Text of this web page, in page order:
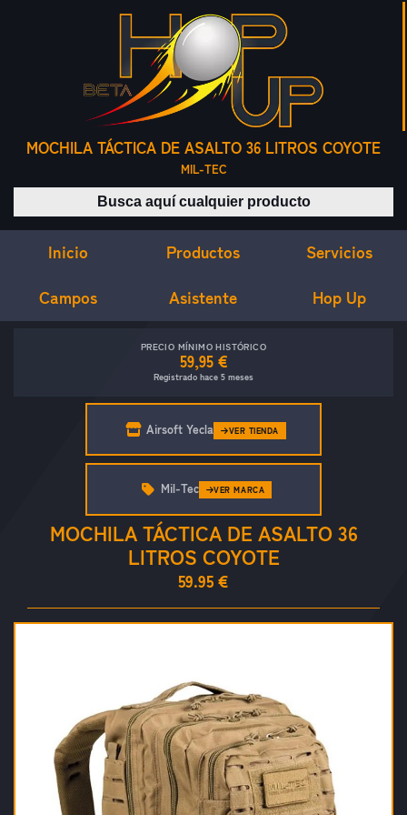
MOCHILA TÁCTICA DE ASALTO 36 LITROS COYOTE
MIL-TEC
Buscar productos
Inicio Productos Servicios
Campos Asistente Hop Up
PRECIO MÍNIMO HISTÓRICO
59,95 €
Registrado hace 5 meses
Airsoft Yecla VER TIENDA
MOCHILA TÁCTICA DE ASALTO 36
LITROS COYOTE
59.95 €
Mil-Tec VER MARCA